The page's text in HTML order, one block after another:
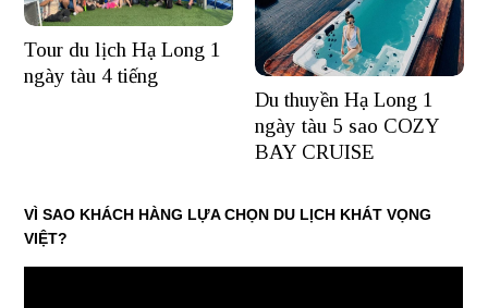
Tour du lịch Hạ Long 1
ngày tàu 4 tiếng
Du thuyền Hạ Long 1
ngày tàu 5 sao COZY
BAY CRUISE
VÌ SAO KHÁCH HÀNG LỰA CHỌN DU LỊCH KHÁT VỌNG
VIỆT?